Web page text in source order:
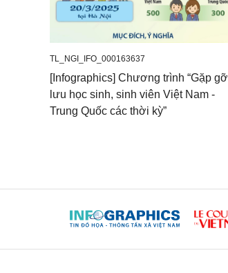
TL_NGI_IFO_000163637
[Infographics] Chương trình “Gặp gỡ
lưu học sinh, sinh viên Việt Nam -
Trung Quốc các thời kỳ”